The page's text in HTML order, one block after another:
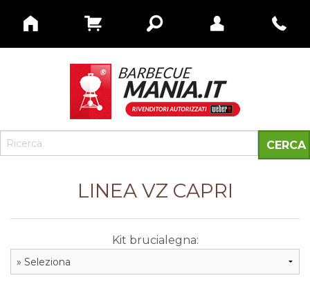
LINEA VZ CAPRI
Kit brucialegna: